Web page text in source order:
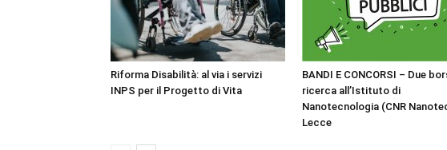
Riforma Disabilità: al via i servizi
INPS per il Progetto di Vita
BANDI E CONCORSI – Due
ricerca all’Istituto di
Nanotecnologia (CNR
Lecce